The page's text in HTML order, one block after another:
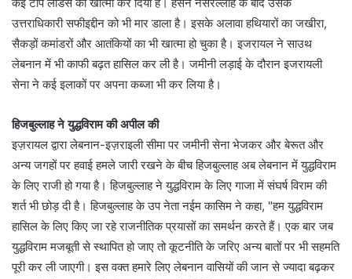
उत्तराधिकारी सफीइद्दीन को भी मार डाला है। इसके अलावा हथियारों का जखीरा,
सैकड़ों कमांडरों और आतंकियों का भी खात्मा हो चुका है। इजरायल ने साउथ
लेबनान में भी काफी बढ़त हासिल कर ली है। जमीनी लड़ाई के दौरान इजरायली
सेना ने कई इलाकों पर अपना कब्जा भी कर लिया है।
हिजबुल्लाह ने युद्धविराम की अपील की
इज़रायल द्वारा लेबनान-इज़राइली सीमा पर जमीनी सेना भेजकर और बेरूत और
अन्य जगहों पर हवाई हमले जारी रखने के बीच हिजबुल्लाह अब लेबनान में युद्धविराम
के लिए राजी हो गया है। हिजबुल्लाह ने युद्धविराम के लिए गाजा में संघर्ष विराम की
शर्त भी छोड़ दी है। हिजबुल्लाह के उप नेता नईम कासिम ने कहा, "हम युद्धविराम
हासिल के लिए किए जा रहे राजनीतिक प्रयासों का समर्थन करते हैं। एक बार जब
युद्धविराम मजबूती से स्थापित हो जाए तो कूटनीति के जरिए अन्य बातों पर भी सहमति
पूरी कर ली जाएगी। इस वक्त हमारे लिए लेबनान वासियों की जान से ज्यादा बढ़कर